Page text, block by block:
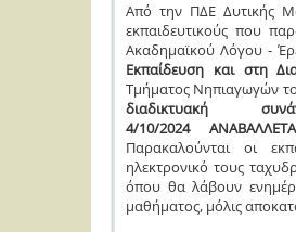
Από την ΠΔΕ Δυτικής
εκπαιδευτικούς που
Ακαδημαϊκού Λόγου -
Εκπαίδευση και στη
Τμήματος Νηπιαγωγών
διαδικτυακή
4/10/2024
Παρακαλούνται οι
ηλεκτρονικό τους
όπου θα λάβουν
μαθήματος, μόλις